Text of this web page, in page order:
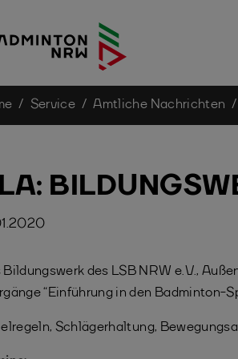
Service Amtliche Nachrichten
Bildungswerk des LSB NRW e.V.,
“Einführung in den Badminton-
Schlägerhaltung,